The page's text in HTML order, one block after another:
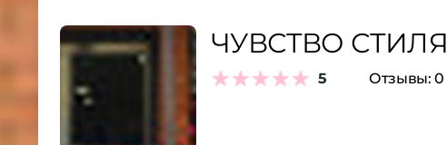
ЧУВСТВО СТИЛЯ
5 Отзывы:0